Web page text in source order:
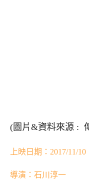
(圖片&資料來源 :
上映日期：2017/11/10
導演：石川淳一